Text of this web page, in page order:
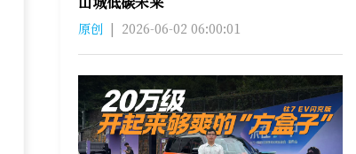
原创 | 2026-06-02 06:00:01